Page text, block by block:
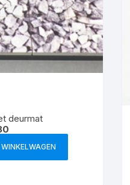
deurmat